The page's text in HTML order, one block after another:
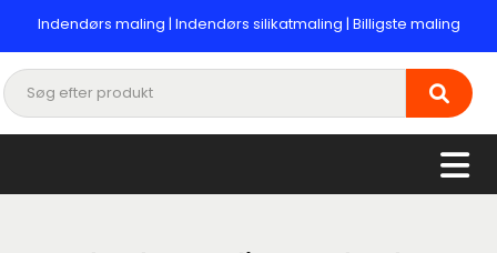
Indendørs maling | Indendørs silikatmaling | Billigste maling